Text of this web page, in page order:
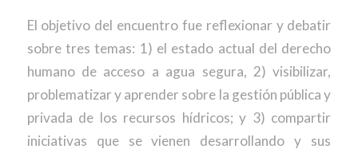
El objetivo del encuentro fue reflexionar y debatir
sobre tres temas: 1) el estado actual del derecho
humano de acceso a agua segura, 2) visibilizar,
problematizar y aprender sobre la gestión pública y
privada de los recursos hídricos; y 3) compartir
iniciativas que se vienen desarrollando y sus